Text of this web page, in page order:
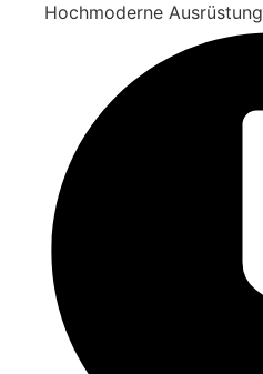
Hochmoderne Ausrüstung